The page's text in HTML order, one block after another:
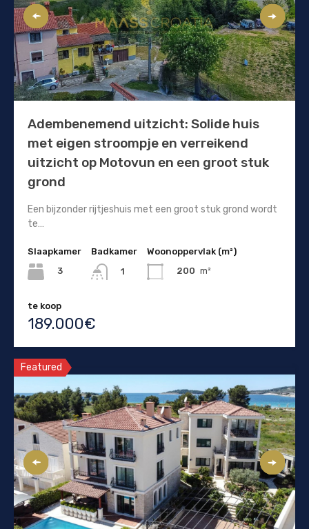
Adembenemend uitzicht: Solide huis
met eigen stroompje en verreikend
uitzicht op Motovun en een groot stuk
grond
Een bijzonder rijtjeshuis met een groot stuk grond wordt
te…
Slaapkamer
3
Badkamer
1
Woonoppervlak (m²)
200 m²
te koop
189.000€
Featured